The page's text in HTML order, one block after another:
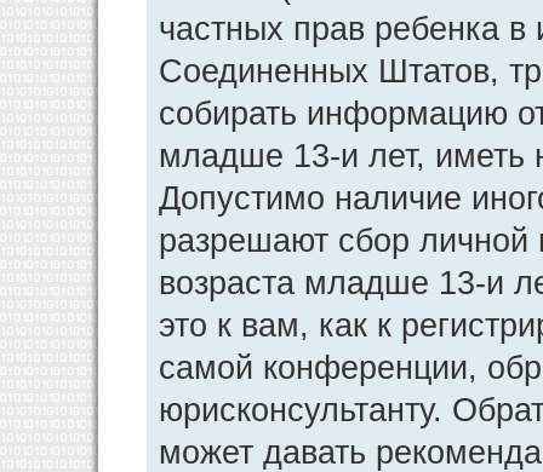
частных прав ребенка в
Соединенных Штатов,
собирать информацию
младше 13-и лет, иметь
Допустимо наличие
разрешают сбор
возраста младше 13-и
это к вам, как к
самой конференции,
юрисконсультанту.
может давать